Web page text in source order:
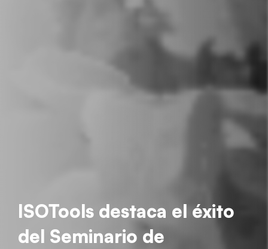
ISOTools destaca el éxito
del Seminario de